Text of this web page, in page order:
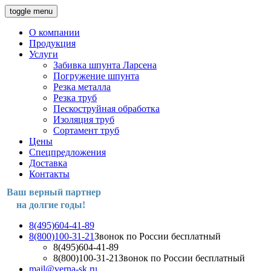
toggle menu
О компании
Продукция
Услуги
Забивка шпунта Ларсена
Погружение шпунта
Резка металла
Резка труб
Пескоструйная обработка
Изоляция труб
Сортамент труб
Цены
Спецпредложения
Доставка
Контакты
Ваш верный партнер
на долгие годы!
8(495)604-41-89
8(800)100-31-21Звонок по России бесплатный
8(495)604-41-89
8(800)100-31-21Звонок по России бесплатный
mail@verna-sk.ru